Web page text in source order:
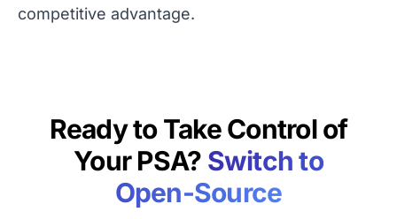
competitive advantage.
Ready to Take Control of
Your PSA? Switch to
Open-Source